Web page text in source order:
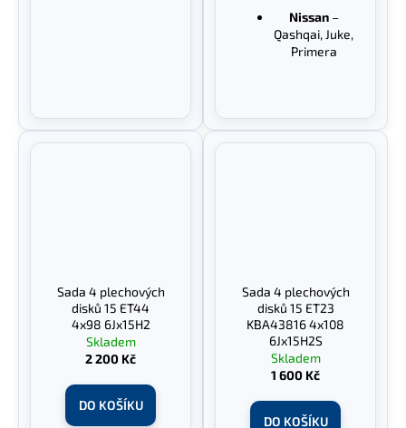
Nissan–
Qashqai, Juke,
Primera
Sada 4 plechových
disků 15 ET44
4x98 6Jx15H2
Skladem
2 200 Kč
DO KOŠÍKU
Sada 4 plechových
disků 15 ET23
KBA43816 4x108
6Jx15H2S
Skladem
1 600 Kč
DO KOŠÍKU